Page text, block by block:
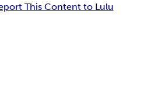
This Content to Lulu